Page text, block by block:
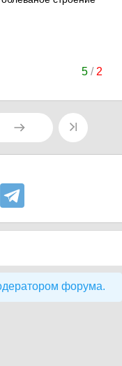
5/ 2
форума.